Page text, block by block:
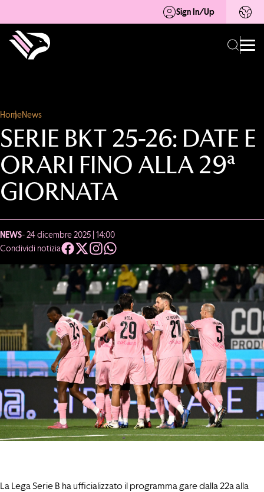
Sign In/Up
HomeNews
SERIE BKT 25-26: DATE E
ORARI FINO ALLA 29ª
GIORNATA
NEWS- 24 dicembre 2025 | 14:00
Condividi notizia
La Lega Serie B ha ufficializzato il programma gare dalla 22a alla